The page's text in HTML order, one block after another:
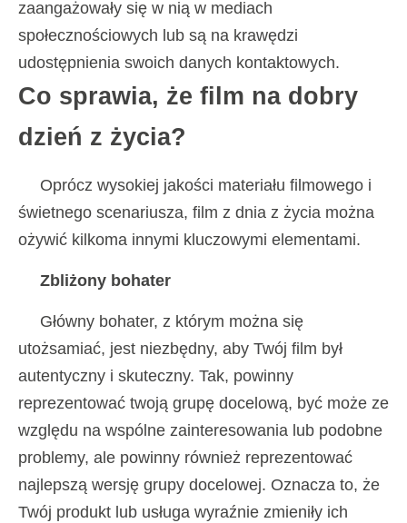
zaangażowały się w nią w mediach
społecznościowych lub są na krawędzi
udostępnienia swoich danych kontaktowych.
Co sprawia, że ​​film na dobry
dzień z życia?
Oprócz wysokiej jakości materiału filmowego i
świetnego scenariusza, film z dnia z życia można
ożywić kilkoma innymi kluczowymi elementami.
Zbliżony bohater
Główny bohater, z którym można się
utożsamiać, jest niezbędny, aby Twój film był
autentyczny i skuteczny. Tak, powinny
reprezentować twoją grupę docelową, być może ze
względu na wspólne zainteresowania lub podobne
problemy, ale powinny również reprezentować
najlepszą wersję grupy docelowej. Oznacza to, że
Twój produkt lub usługa wyraźnie zmieniły ich